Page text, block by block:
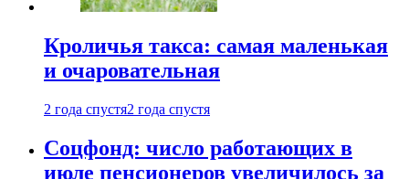
Кроличья такса: самая маленькая
и очаровательная
2 года спустя2 года спустя
Соцфонд: число работающих в
июле пенсионеров увеличилось за